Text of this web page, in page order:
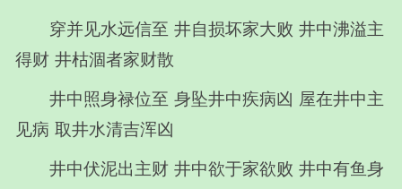
穿并见水远信至 井自损坏家大败 井中沸溢主
得财 井枯涸者家财散
井中照身禄位至 身坠井中疾病凶 屋在井中主
见病 取井水清吉浑凶
井中伏泥出主财 井中欲于家欲败 井中有鱼身